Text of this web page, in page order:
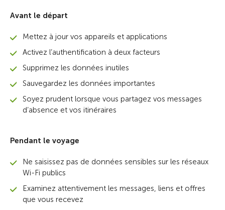
Avant le départ
Mettez à jour vos appareils et applications
Activez l’authentification à deux facteurs
Supprimez les données inutiles
Sauvegardez les données importantes
Soyez prudent lorsque vous partagez vos messages
d’absence et vos itinéraires
Pendant le voyage
Ne saisissez pas de données sensibles sur les réseaux
Wi-Fi publics
Examinez attentivement les messages, liens et offres
que vous recevez